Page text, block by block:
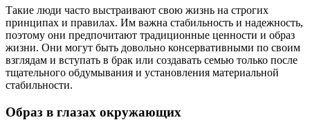
Такие люди часто выстраивают свою жизнь на строгих
принципах и правилах. Им важна стабильность и надежность,
поэтому они предпочитают традиционные ценности и образ
жизни. Они могут быть довольно консервативными по своим
взглядам и вступать в брак или создавать семью только после
тщательного обдумывания и установления материальной
стабильности.
Образ в глазах окружающих